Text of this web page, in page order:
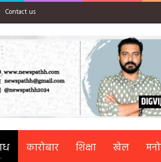
Contact us
कारोबार शिक्षा खेल